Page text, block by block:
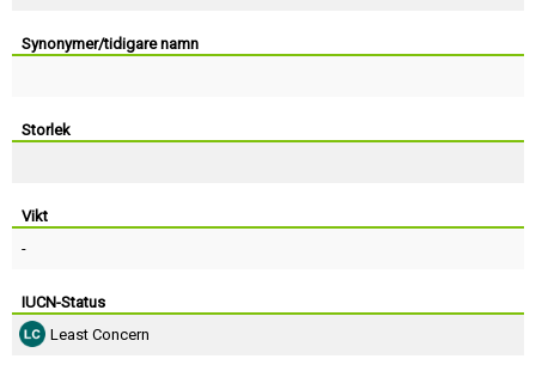
Synonymer/tidigare namn
Storlek
Vikt
-
IUCN-Status
Least Concern